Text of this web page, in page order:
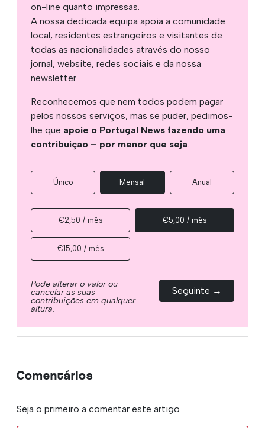
on-line quanto impressas.
A nossa dedicada equipa apoia a comunidade
local, residentes estrangeiros e visitantes de
todas as nacionalidades através do nosso
jornal, website, redes sociais e da nossa
newsletter.
Reconhecemos que nem todos podem pagar
pelos nossos serviços, mas se puder, pedimos-
lhe que apoie o Portugal News fazendo uma
contribuição – por menor que seja.
Único Mensal Anual
€2,50 / mês €5,00 / mês
€15,00 / mês
Pode alterar o valor ou
cancelar as suas
contribuições em qualquer
altura.
Seguinte →
Comentários
Seja o primeiro a comentar este artigo